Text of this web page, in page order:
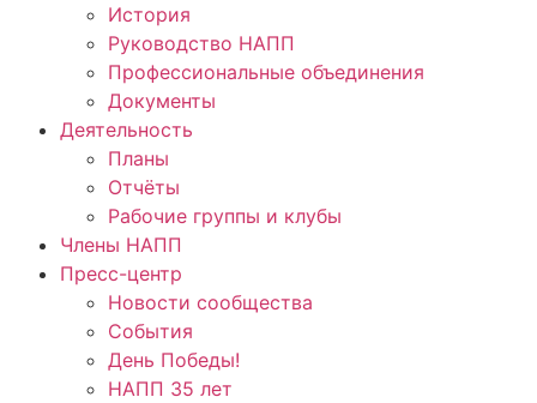
История
Руководство НАПП
Профессиональные объединения
Документы
Деятельность
Планы
Отчёты
Рабочие группы и клубы
Члены НАПП
Пресс-центр
Новости сообщества
События
День Победы!
НАПП 35 лет